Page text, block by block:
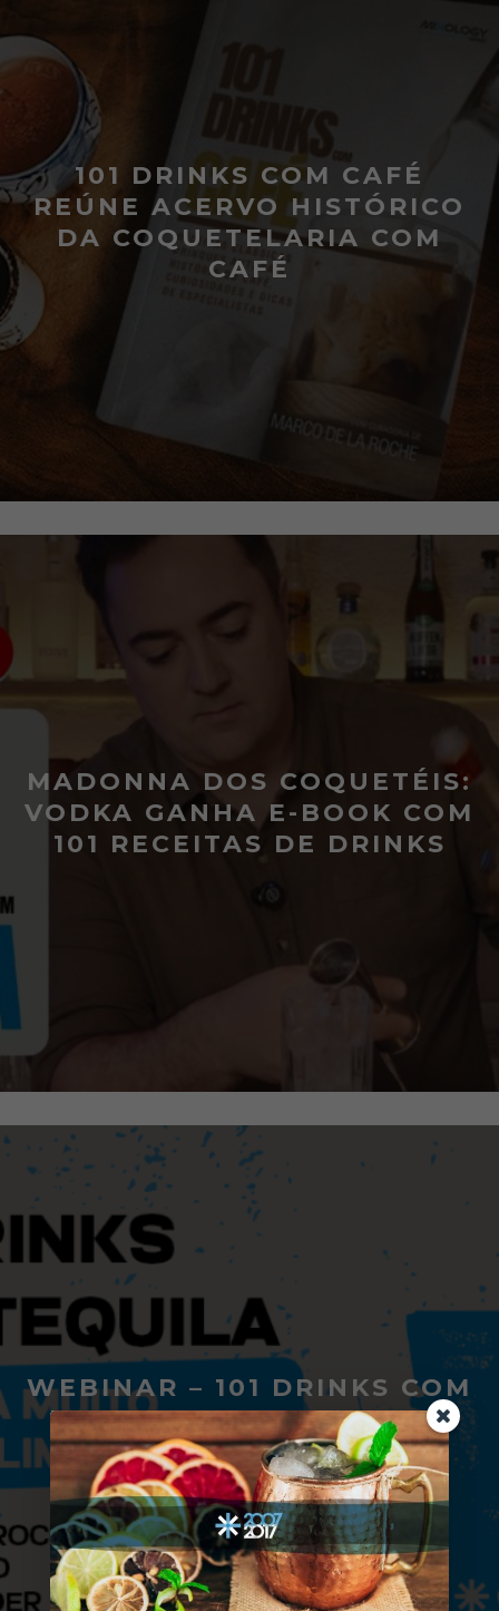
101 DRINKS COM CAFÉ
REÚNE ACERVO HISTÓRICO
DA COQUETELARIA COM
CAFÉ
MADONNA DOS COQUETÉIS:
VODKA GANHA E-BOOK COM
101 RECEITAS DE DRINKS
WEBINAR – 101 DRINKS COM
TEQUILA – ASSISTA AQUI